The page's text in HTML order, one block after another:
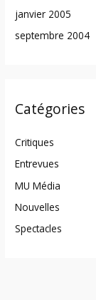
janvier 2005
septembre 2004
Catégories
Critiques
Entrevues
MU Média
Nouvelles
Spectacles